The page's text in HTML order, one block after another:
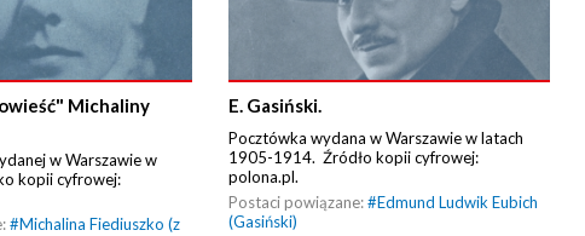
Michaliny
w Warszawie w
kopii cyfrowej:
#Michalina Fiediuszko (z
E. Gasiński.
Pocztówka wydana w Warszawie w latach
1905-1914. Źródło kopii cyfrowej:
polona.pl.
Postaci powiązane:#Edmund Ludwik Eubich
(Gasiński)